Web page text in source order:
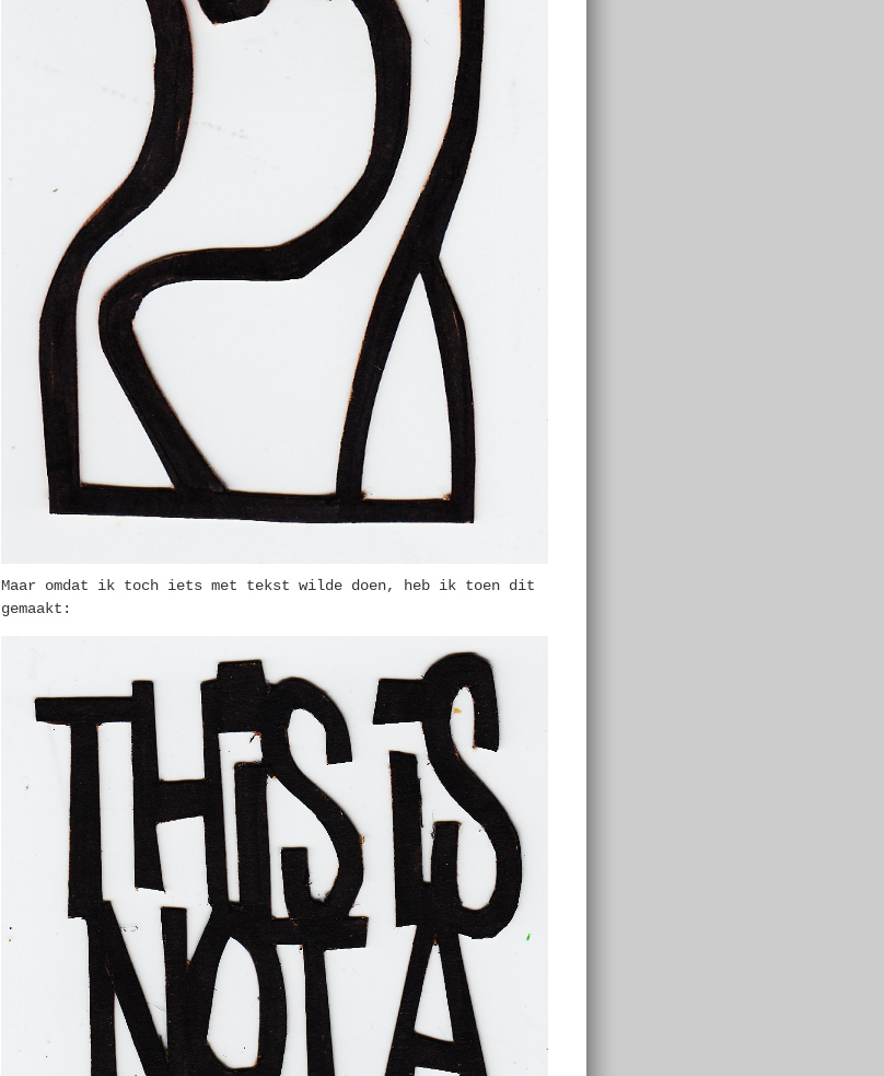
Maar omdat ik toch iets met tekst wilde doen, heb ik toen dit
gemaakt: